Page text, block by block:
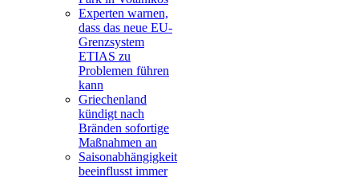
Experten warnen,
dass das neue EU-
Grenzsystem
ETIAS zu
Problemen führen
kann
Griechenland
kündigt nach
Bränden sofortige
Maßnahmen an
Saisonabhängigkeit
beeinflusst immer